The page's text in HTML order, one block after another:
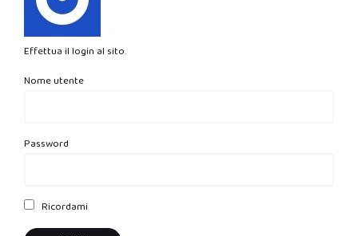
Effettua il login al sito.
Nome utente
Password
Ricordami